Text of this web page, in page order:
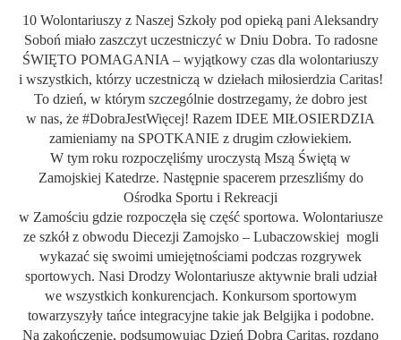
10 Wolontariuszy z Naszej Szkoły pod opieką pani Aleksandry
Soboń miało zaszczyt uczestniczyć w Dniu Dobra. To radosne
ŚWIĘTO POMAGANIA – wyjątkowy czas dla wolontariuszy
i wszystkich, którzy uczestniczą w dziełach miłosierdzia Caritas!
To dzień, w którym szczególnie dostrzegamy, że dobro jest
w nas, że #DobraJestWięcej! Razem IDEE MIŁOSIERDZIA
zamieniamy na SPOTKANIE z drugim człowiekiem.
W tym roku rozpoczęliśmy uroczystą Mszą Świętą w
Zamojskiej Katedrze. Następnie spacerem przeszliśmy do
Ośrodka Sportu i Rekreacji
w Zamościu gdzie rozpoczęła się część sportowa. Wolontariusze
ze szkół z obwodu Diecezji Zamojsko – Lubaczowskiej mogli
wykazać się swoimi umiejętnościami podczas rozgrywek
sportowych. Nasi Drodzy Wolontariusze aktywnie brali udział
we wszystkich konkurencjach. Konkursom sportowym
towarzyszyły tańce integracyjne takie jak Belgijka i podobne.
Na zakończenie, podsumowując Dzień Dobra Caritas, rozdano